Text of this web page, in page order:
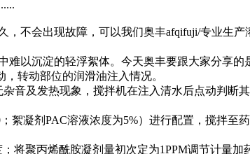
不会出现故障，可以我们奥丰afqifuji/专业生
以沉淀的轻浮絮体。今天奥丰要跟大家分享的
转动部位的润滑油注入情况。
音及发热现象，搅拌机在注入清水后点动判断
絮凝剂PAC溶液浓度为5%）进行配置，搅拌至
将聚丙烯酰胺凝剂量初次定为1PPM调节计量加